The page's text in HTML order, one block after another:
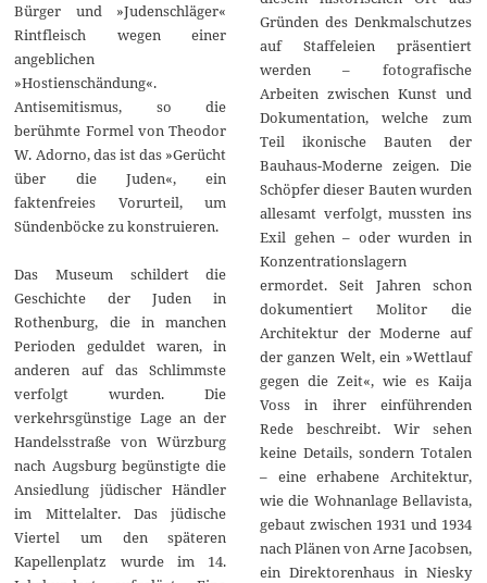
Bürger und »Judenschläger«
Rintfleisch wegen einer
angeblichen
»Hostienschändung«.
Antisemitismus, so die
berühmte Formel von Theodor
W. Adorno, das ist das »Gerücht
über die Juden«, ein
faktenfreies Vorurteil, um
Sündenböcke zu konstruieren.
Das Museum schildert die
Geschichte der Juden in
Rothenburg, die in manchen
Perioden geduldet waren, in
anderen auf das Schlimmste
verfolgt wurden. Die
verkehrsgünstige Lage an der
Handelsstraße von Würzburg
nach Augsburg begünstigte die
Ansiedlung jüdischer Händler
im Mittelalter. Das jüdische
Viertel um den späteren
Kapellenplatz wurde im 14.
Gründen des Denkmalschutzes
auf Staffeleien präsentiert
werden – fotografische
Arbeiten zwischen Kunst und
Dokumentation, welche zum
Teil ikonische Bauten der
Bauhaus-Moderne zeigen. Die
Schöpfer dieser Bauten wurden
allesamt verfolgt, mussten ins
Exil gehen – oder wurden in
Konzentrationslagern
ermordet. Seit Jahren schon
dokumentiert Molitor die
Architektur der Moderne auf
der ganzen Welt, ein »Wettlauf
gegen die Zeit«, wie es Kaija
Voss in ihrer einführenden
Rede beschreibt. Wir sehen
keine Details, sondern Totalen
– eine erhabene Architektur,
wie die Wohnanlage Bellavista,
gebaut zwischen 1931 und 1934
nach Plänen von Arne Jacobsen,
ein Direktorenhaus in Niesky